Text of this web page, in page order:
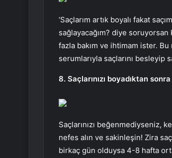
‘Saçlarım artık boyalı fakat
sağlayacağım? diye soruyorsan
fazla bakım ve ihtimam ister.
serumlarıyla saçlarını besleyip
8. Saçlarınızı boyadıktan
Saçlarınızı beğenmediyseniz,
nefes alın ve sakinleşin! Zira
birkaç gün olduysa 4-8 hafta